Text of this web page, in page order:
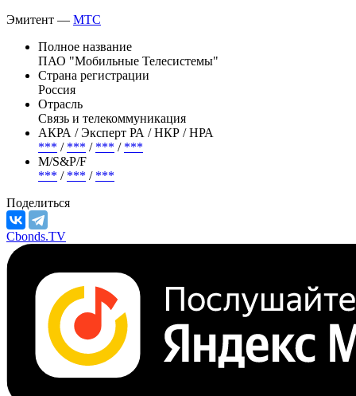
Эмитент — МТС
Полное название
ПАО "Мобильные Телесистемы"
Страна регистрации
Россия
Отрасль
Связь и телекоммуникация
АКРА / Эксперт РА / НКР / НРА
*** / *** / *** / ***
М/S&P/F
*** / *** / ***
Поделиться
Cbonds.TV